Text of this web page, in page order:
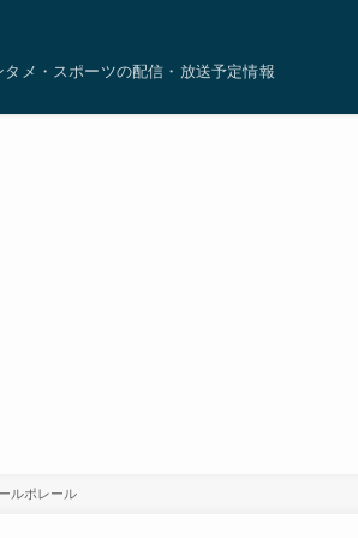
タメ・スポーツの配信・放送予定情報
ルポレール